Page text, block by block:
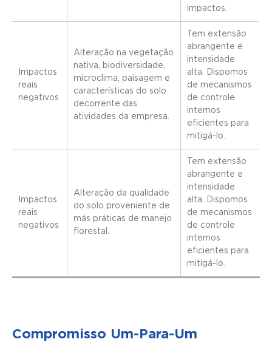
impactos.
Impactos
reais
negativos
Alteração na vegetação
nativa, biodiversidade,
microclima, paisagem e
características do solo
decorrente das
atividades da empresa.
Tem extensão
abrangente e
intensidade
alta. Dispomos
de mecanismos
de controle
internos
eficientes para
mitigá-lo.
Impactos
reais
negativos
Alteração da qualidade
do solo proveniente de
más práticas de manejo
florestal.
Tem extensão
abrangente e
intensidade
alta. Dispomos
de mecanismos
de controle
internos
eficientes para
mitigá-lo.
Compromisso Um-Para-Um